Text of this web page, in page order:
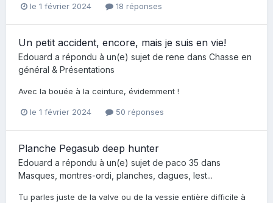
le 1 février 2024 18 réponses
Un petit accident, encore, mais je suis en vie!
Edouard a répondu à un(e) sujet de rene dans Chasse en
général & Présentations
Avec la bouée à la ceinture, évidemment !
le 1 février 2024 50 réponses
Planche Pegasub deep hunter
Edouard a répondu à un(e) sujet de paco 35 dans
Masques, montres-ordi, planches, dagues, lest...
Tu parles juste de la valve ou de la vessie entière difficile à